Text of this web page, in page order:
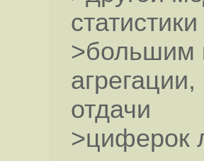
>большим
отдачи
>циферок